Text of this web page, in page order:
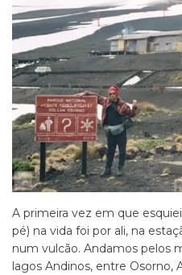
A primeira vez em que
pé) na vida foi por ali, na
num vulcão. Andamos pelos
lagos Andinos, entre Osorno,